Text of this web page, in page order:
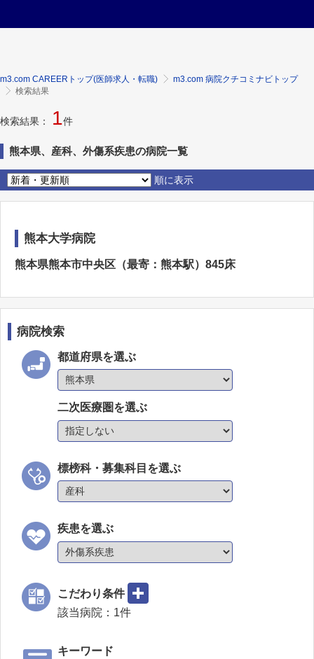
m3.com CAREERトップ(医師求人・転職)
m3.com 病院クチコミナビトップ
検索結果
検索結果： 1件
熊本県、産科、外傷系疾患の病院一覧
順に表示
熊本大学病院
熊本県熊本市中央区（最寄：熊本駅）845床
病院検索
都道府県を選ぶ
二次医療圏を選ぶ
標榜科・募集科目を選ぶ
疾患を選ぶ
こだわり条件
該当病院： 1件
キーワード